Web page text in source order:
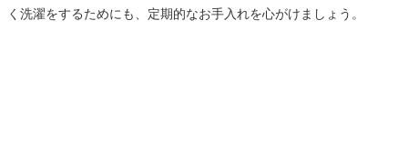
く洗濯をするためにも、定期的なお手入れを心がけましょう。